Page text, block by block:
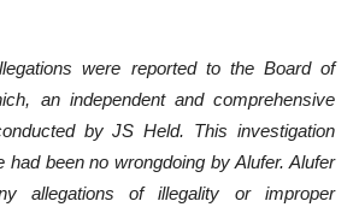
were reported to the Board of
an independent and comprehensive
by JS Held. This investigation
had been no wrongdoing by Alufer. Alufer
allegations of illegality or improper